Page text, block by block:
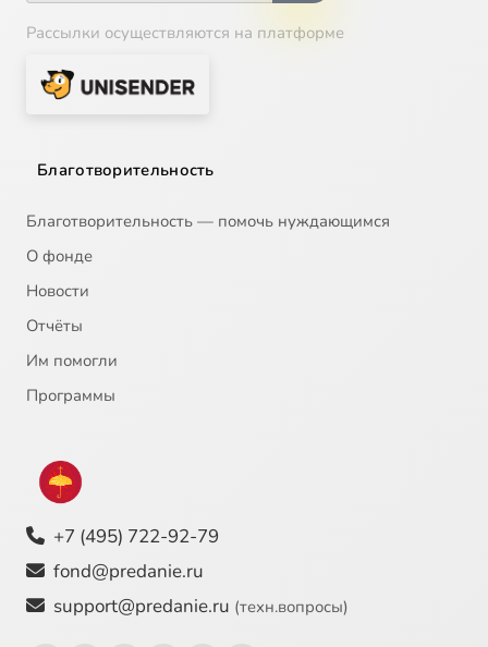
Рассылки осуществляются на платформе
Благотворительность
Благотворительность — помочь нуждающимся
О фонде
Новости
Отчёты
Им помогли
Программы
+7 (495) 722-92-79
fond@predanie.ru
support@predanie.ru (техн.вопросы)